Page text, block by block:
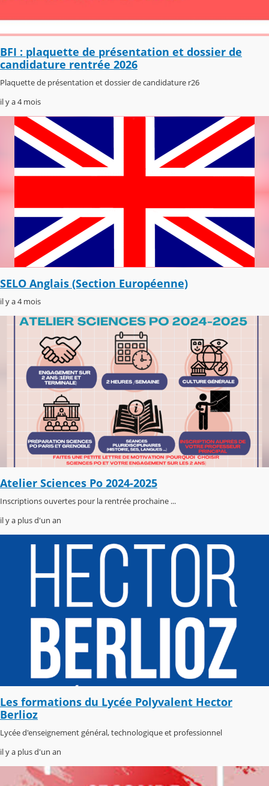
BFI : plaquette de présentation et dossier de
candidature rentrée 2026
Plaquette de présentation et dossier de candidature r26
il y a 4 mois
SELO Anglais (Section Européenne)
il y a 4 mois
Atelier Sciences Po 2024-2025
Inscriptions ouvertes pour la rentrée prochaine ...
il y a plus d'un an
Les formations du Lycée Polyvalent Hector
Berlioz
Lycée d'enseignement général, technologique et professionnel
il y a plus d'un an